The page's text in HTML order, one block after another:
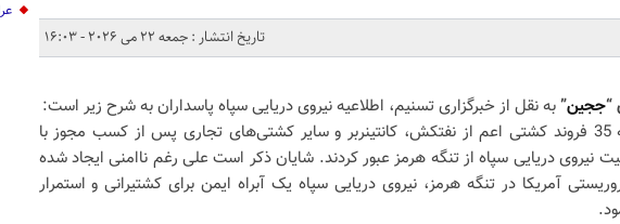
تاریخ انتشار : جمعه 22 می 2026 - 16:03
“ججین”به نقل از خبرگزاری تسنیم، اطلاعیه نیروی دریایی سپاه پاسداران به شرح زیر است:
طی شبانه روز گذشته 35 فروند کشتی اعم از نفتکش، کانتینربر و سایر کشتی‌های تجاری پس از کسب مجوز با
نیروی دریایی سپاه از تنگه هرمز عبور کردند. شایان ذکر است علی رغم ناامنی ایجاد شده
آمریکا در تنگه هرمز، نیروی دریایی سپاه یک آبراه ایمن برای کشتیرانی و استمرار